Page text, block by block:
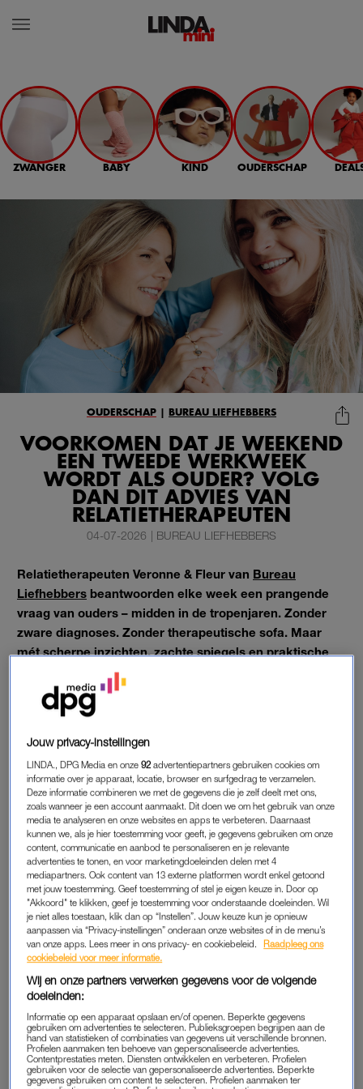
ZWANGER BABY KIND OUDERSCHAP
VOORKOMEN DAT JE WEEKEND
EEN TWEEDE WERKWEEK
WORDT ALS OUDER? VOLG
DAN DIT ADVIES VAN
RELATIETHERAPEUTEN
OUDERSCHAP BUREAU LIEFHEBBERS
04-07-2026 | BUREAU LIEFHEBBERS
Relatietherapeuten Veronne & Fleur van Bureau
Liefhebbers beantwoorden elke week een prangende
vraag van ouders – midden in de tropenjaren. Zonder
zware diagnoses. Zonder therapeutische sofa. Maar
mét scherpe inzichten, zachte spiegels en praktische
handvatten waar je vanavond al iets mee kunt.
Want een relatie hoeft niet stuk te zijn om aandacht te
luisteren. Te lachen om jezelf. En je te herinneren waarom jullie
ooit voor elkaar kozen.
'Onze datenights gaan steeds
niet door - wat moeten we
doen?' Relatietherapeuten
geven advies
LEES OOK
DE INGESTUURDE VRAAG:
Hoi Veronne en Fleur, ik werk altijd toe naar het weekend,
maar dat zit vervolgens vaak zo bomvol dat ik bijna blij ben als
TWEEDE WERKWEEK
Ja, dit is normaal. En dat het normaal is, is eigenlijk het trieste
Jouw privacy-instellingen
LINDA., DPG Media en onze92 advertentiepartners gebruiken cookies om
informatie over je apparaat, locatie, browser en surfgedrag te verzamelen.
Deze informatie combineren we met de gegevens die je zelf deelt met ons,
zoals wanneer je een account aanmaakt. Dit doen we om het gebruik van onze
media te analyseren en onze websites en apps te verbeteren. Daarnaast
kunnen we, als je hier toestemming voor geeft, je gegevens gebruiken om onze
content, communicatie en aanbod te personaliseren en je relevante
advertenties te tonen, en voor marketingdoeleinden delen met 4
mediapartners. Ook content van 13 externe platformen wordt enkel getoond
met jouw toestemming. Geef toestemming of stel je eigen keuze in. Door op
"Akkoord" te klikken, geef je toestemming voor onderstaande doeleinden. Wil
je niet alles toestaan, klik dan op “Instellen”. Jouw keuze kun je opnieuw
aanpassen via “Privacy-instellingen” onderaan onze websites of in de menu’s
van onze apps. Lees meer in ons privacy- en cookiebeleid.
Raadpleeg ons
cookiebeleid voor meer informatie.
Wij en onze partners verwerken gegevens voor de volgende
doeleinden:
Informatie op een apparaat opslaan en/of openen. Beperkte gegevens
gebruiken om advertenties te selecteren. Publieksgroepen begrijpen aan de
hand van statistieken of combinaties van gegevens uit verschillende bronnen.
Profielen aanmaken ten behoeve van gepersonaliseerde advertenties.
Contentprestaties meten. Diensten ontwikkelen en verbeteren. Profielen
gebruiken voor de selectie van gepersonaliseerde advertenties. Beperkte
gegevens gebruiken om content te selecteren. Profielen aanmaken ter